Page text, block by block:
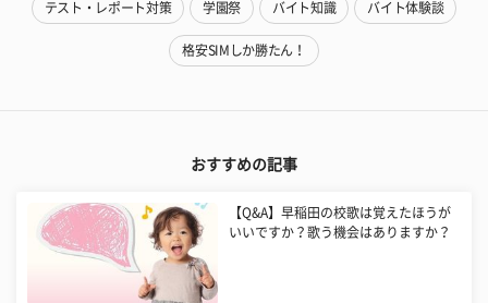
テスト・レポート対策 学園祭 バイト知識 バイト体験談
格安SIMしか勝たん！
おすすめの記事
【Q&A】早稲田の校歌は覚えたほうが
いいですか？歌う機会はありますか？